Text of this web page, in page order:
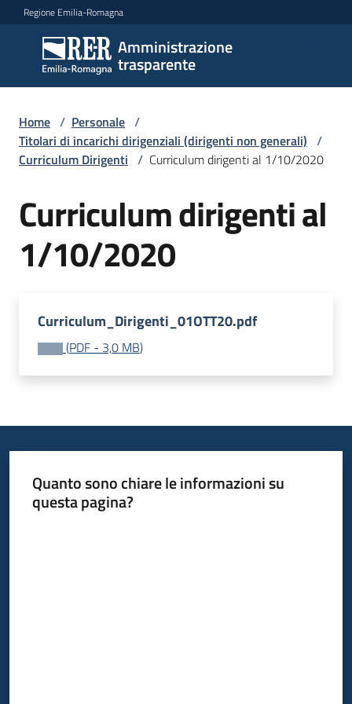
Vai al contenuto
Vai alla navigazione
Vai al footer
Regione Emilia-Romagna
Amministrazione
trasparente
Amministrazione
trasparente
Sottosezioni
Accesso
Home / Personale /
Titolari di incarichi dirigenziali (dirigenti non generali) /
Curriculum Dirigenti / Curriculum dirigenti al 1/10/2020
Curriculum dirigenti al
1/10/2020
Curriculum_Dirigenti_01OTT20.pdf
(PDF - 3,0 MB)
Quanto sono chiare le informazioni su
questa pagina?